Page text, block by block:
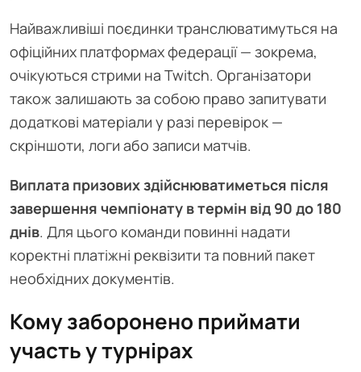
Найважливіші поєдинки транслюватимуться на
офіційних платформах федерації — зокрема,
очікуються стрими на Twitch. Організатори
також залишають за собою право запитувати
додаткові матеріали у разі перевірок —
скріншоти, логи або записи матчів.
Виплата призових здійснюватиметься після
завершення чемпіонату в термін від 90 до 180
днів. Для цього команди повинні надати
коректні платіжні реквізити та повний пакет
необхідних документів.
Кому заборонено приймати
участь у турнірах